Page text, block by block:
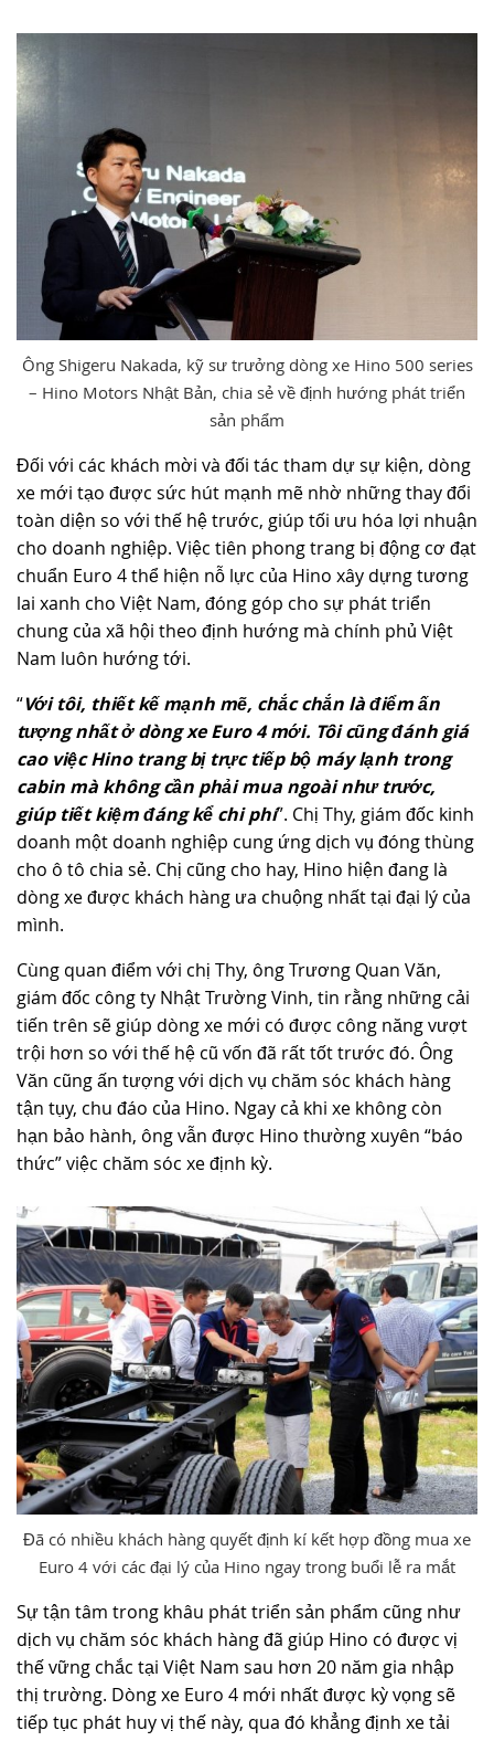
Ông Shigeru Nakada, kỹ sư trưởng dòng xe Hino 500 series
– Hino Motors Nhật Bản, chia sẻ về định hướng phát triển
sản phẩm
Đối với các khách mời và đối tác tham dự sự kiện, dòng
xe mới tạo được sức hút mạnh mẽ nhờ những thay đổi
toàn diện so với thế hệ trước, giúp tối ưu hóa lợi nhuận
cho doanh nghiệp. Việc tiên phong trang bị động cơ đạt
chuẩn Euro 4 thể hiện nỗ lực của Hino xây dựng tương
lai xanh cho Việt Nam, đóng góp cho sự phát triển
chung của xã hội theo định hướng mà chính phủ Việt
Nam luôn hướng tới.
“Với tôi, thiết kế mạnh mẽ, chắc chắn là điểm ấn
tượng nhất ở dòng xe Euro 4 mới. Tôi cũng đánh giá
cao việc Hino trang bị trực tiếp bộ máy lạnh trong
cabin mà không cần phải mua ngoài như trước,
giúp tiết kiệm đáng kể chi phí”. Chị Thy, giám đốc kinh
doanh một doanh nghiệp cung ứng dịch vụ đóng thùng
cho ô tô chia sẻ. Chị cũng cho hay, Hino hiện đang là
dòng xe được khách hàng ưa chuộng nhất tại đại lý của
mình.
Cùng quan điểm với chị Thy, ông Trương Quan Văn,
giám đốc công ty Nhật Trường Vinh, tin rằng những cải
tiến trên sẽ giúp dòng xe mới có được công năng vượt
trội hơn so với thế hệ cũ vốn đã rất tốt trước đó. Ông
Văn cũng ấn tượng với dịch vụ chăm sóc khách hàng
tận tụy, chu đáo của Hino. Ngay cả khi xe không còn
hạn bảo hành, ông vẫn được Hino thường xuyên “báo
thức” việc chăm sóc xe định kỳ.
Đã có nhiều khách hàng quyết định kí kết hợp đồng mua xe
Euro 4 với các đại lý của Hino ngay trong buổi lễ ra mắt
Sự tận tâm trong khâu phát triển sản phẩm cũng như
dịch vụ chăm sóc khách hàng đã giúp Hino có được vị
thế vững chắc tại Việt Nam sau hơn 20 năm gia nhập
thị trường. Dòng xe Euro 4 mới nhất được kỳ vọng sẽ
tiếp tục phát huy vị thế này, qua đó khẳng định xe tải